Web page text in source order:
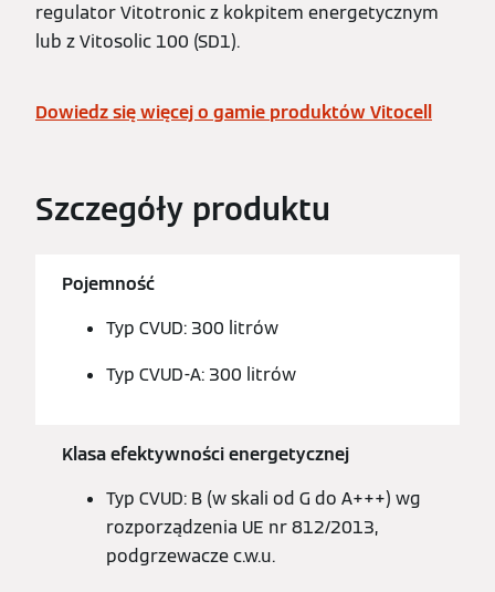
regulator Vitotronic z kokpitem energetycznym
lub z Vitosolic 100 (SD1).
Dowiedz się więcej o gamie produktów Vitocell
Szczegóły produktu
Pojemność
Typ CVUD: 300 litrów
Typ CVUD-A: 300 litrów
Klasa efektywności energetycznej
Typ CVUD: B (w skali od G do A+++) wg
rozporządzenia UE nr 812/2013,
podgrzewacze c.w.u.